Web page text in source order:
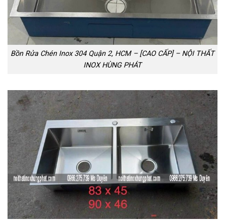
Bồn Rửa Chén Inox 304 Quận 2, HCM – [CAO CẤP] – NỘI THẤT
INOX HÙNG PHÁT